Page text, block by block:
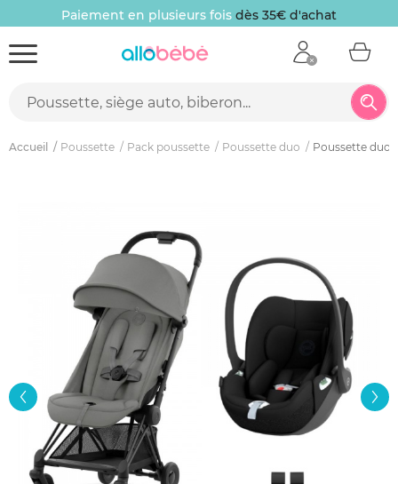
Paiement en plusieurs fois dès 35€ d'achat
Accueil Poussette Pack poussette Poussette duo Poussette duo